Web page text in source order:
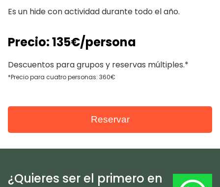
Es un hide con actividad durante todo el año.
Precio: 135€/persona
Descuentos para grupos y reservas múltiples.*
*Precio para cuatro personas: 360€
Reservar
¿Quieres ser el primero en